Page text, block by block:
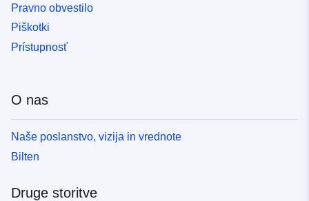
Pravno obvestilo
Piškotki
Prístupnosť
O nas
Naše poslanstvo, vizija in vrednote
Bilten
Druge storitve